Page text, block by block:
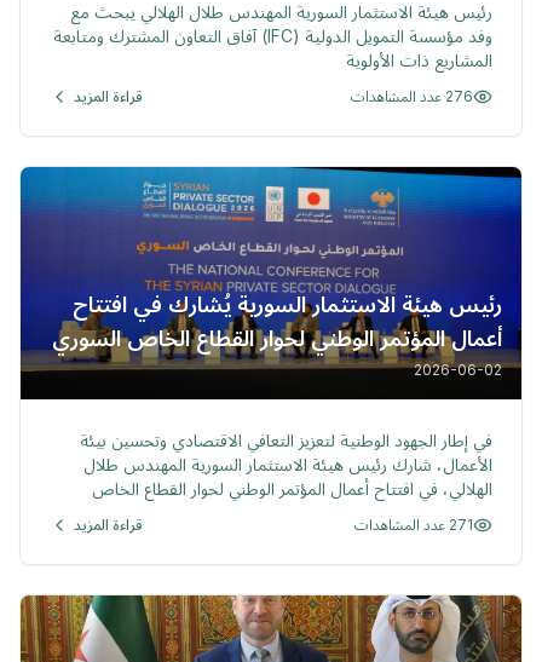
رئيس هيئة الاستثمار السورية المهندس طلال الهلالي يبحث مع
وفد مؤسسة التمويل الدولية (IFC) آفاق التعاون المشترك ومتابعة
المشاريع ذات الأولوية
276 عدد المشاهدات قراءة المزيد
رئيس هيئة الاستثمار السورية يُشارك في افتتاح
أعمال المؤتمر الوطني لحوار القطاع الخاص السوري
لعام 2026
2026-06-02
في إطار الجهود الوطنية لتعزيز التعافي الاقتصادي وتحسين بيئة
الأعمال، شارك رئيس هيئة الاستثمار السورية المهندس طلال
الهلالي، في افتتاح أعمال المؤتمر الوطني لحوار القطاع الخاص
271 عدد المشاهدات قراءة المزيد